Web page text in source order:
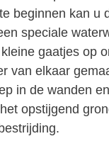
beginnen kan u
speciale
gaatjes op
van elkaar
in de wanden
opstijgend